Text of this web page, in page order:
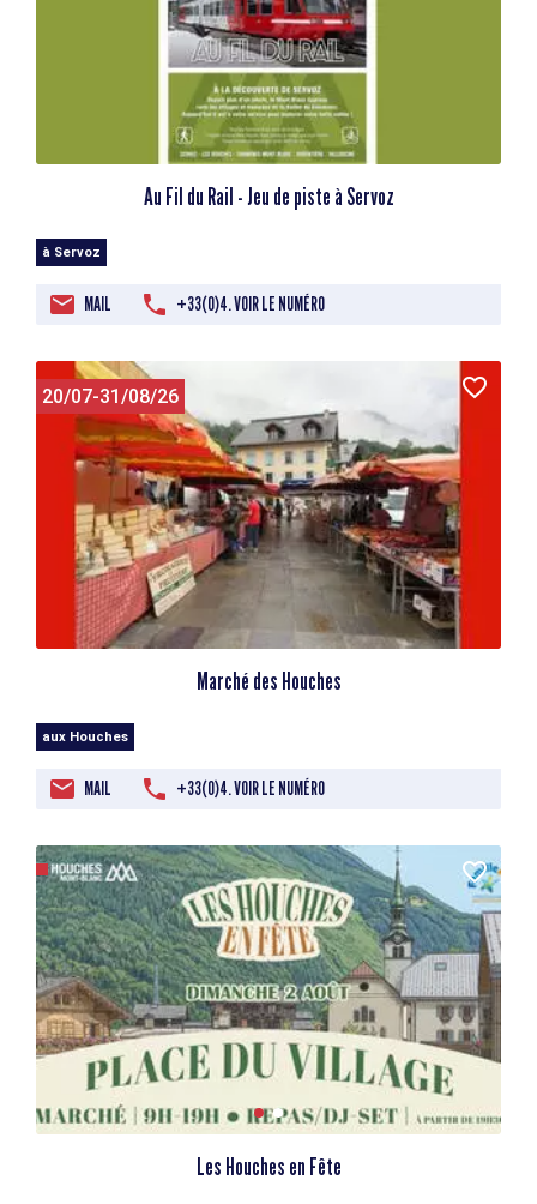
Au Fil du Rail - Jeu de piste à Servoz
à Servoz
MAIL +33(0)4. VOIR LE NUMÉRO
20/07-31/08/26
Marché des Houches
aux Houches
MAIL +33(0)4. VOIR LE NUMÉRO
Les Houches en Fête